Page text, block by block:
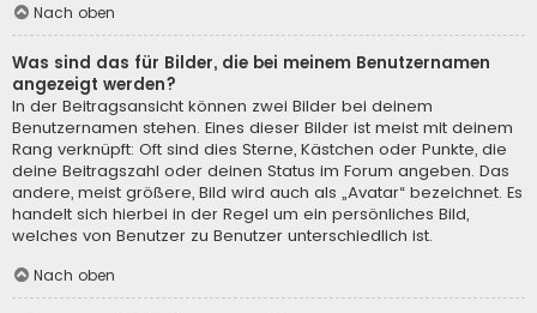
Nach oben
Was sind das für Bilder, die bei meinem Benutzernamen
angezeigt werden?
In der Beitragsansicht können zwei Bilder bei deinem
Benutzernamen stehen. Eines dieser Bilder ist meist mit deinem
Rang verknüpft: Oft sind dies Sterne, Kästchen oder Punkte, die
deine Beitragszahl oder deinen Status im Forum angeben. Das
andere, meist größere, Bild wird auch als „Avatar“ bezeichnet. Es
handelt sich hierbei in der Regel um ein persönliches Bild,
welches von Benutzer zu Benutzer unterschiedlich ist.
Nach oben